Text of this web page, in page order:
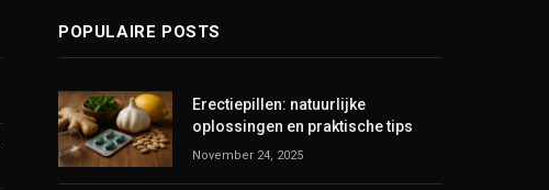
POPULAIRE POSTS
Erectiepillen: natuurlijke
oplossingen en praktische tips
November 24, 2025